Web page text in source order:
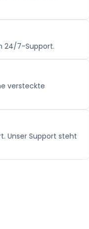
24/7-Support.
versteckte
Unser Support steht